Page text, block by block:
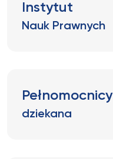
Instytut
Nauk Prawnych
Pełnomocnicy
dziekana